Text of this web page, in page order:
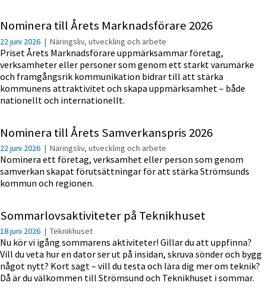
Nominera till Årets Marknadsförare 2026
22 juni 2026 | Näringsliv, utveckling och arbete
Priset Årets Marknadsförare uppmärksammar företag,
verksamheter eller personer som genom ett starkt varumärke
och framgångsrik kommunikation bidrar till att stärka
kommunens attraktivitet och skapa uppmärksamhet – både
nationellt och internationellt.
Nominera till Årets Samverkanspris 2026
22 juni 2026 | Näringsliv, utveckling och arbete
Nominera ett företag, verksamhet eller person som genom
samverkan skapat förutsättningar för att stärka Strömsunds
kommun och regionen.
Sommarlovsaktiviteter på Teknikhuset
18 juni 2026 | Teknikhuset
Nu kör vi igång sommarens aktiviteter! Gillar du att uppfinna?
Vill du veta hur en dator ser ut på insidan, skruva sönder och bygg
något nytt? Kort sagt – vill du testa och lära dig mer om teknik?
Då är du välkommen till Strömsund och Teknikhuset i sommar.